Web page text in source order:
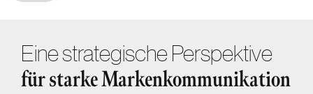
Eine strategische Perspektive
für starke Markenkommunikation